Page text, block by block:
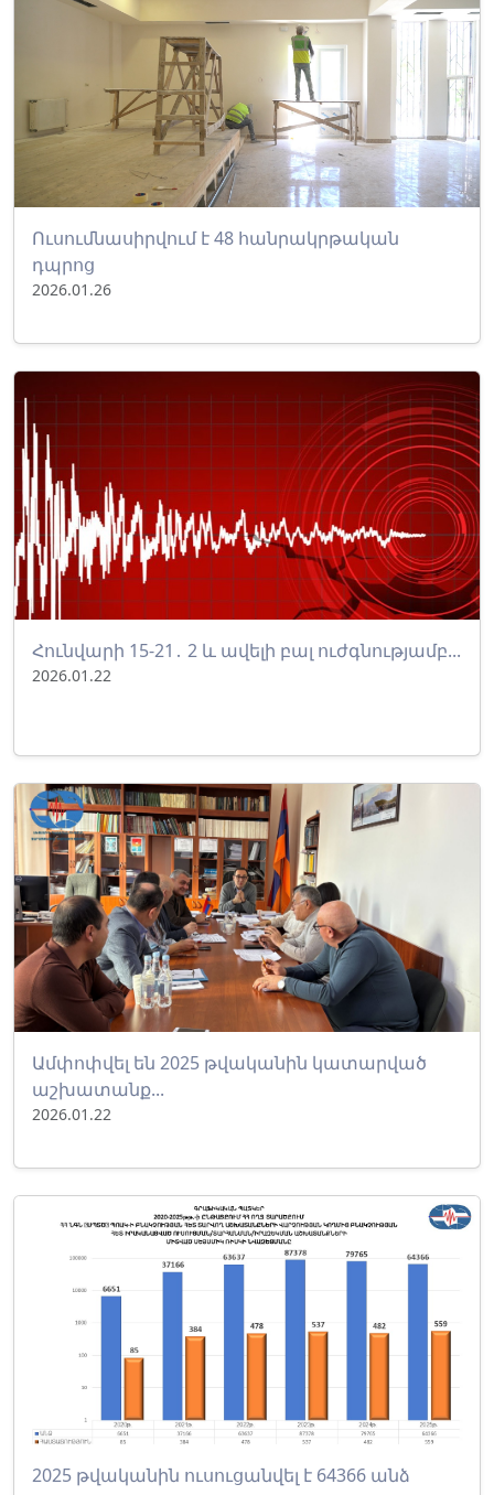
Ուսումնասիրվում է 48 հանրակրթական
դպրոց
2026.01.26
Հունվարի 15-21․ 2 և ավելի բալ ուժգնությամբ...
2026.01.22
Ամփոփվել են 2025 թվականին կատարված
աշխատանք...
2026.01.22
2025 թվականին ուսուցանվել է 64366 անձ